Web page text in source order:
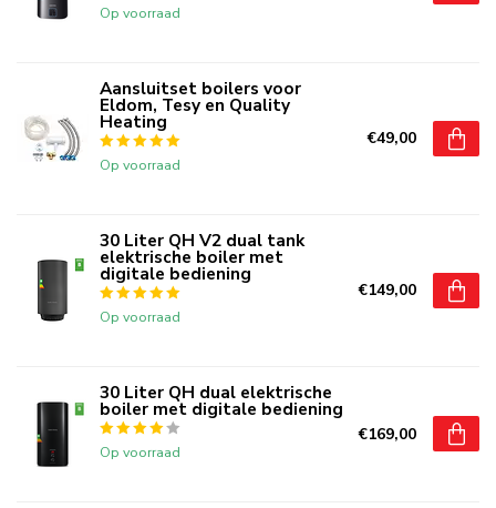
Op voorraad
Aansluitset boilers voor
Eldom, Tesy en Quality
Heating
Op voorraad
€49,00
30 Liter QH V2 dual tank
elektrische boiler met
digitale bediening
Op voorraad
€149,00
30 Liter QH dual elektrische
boiler met digitale bediening
Op voorraad
€169,00